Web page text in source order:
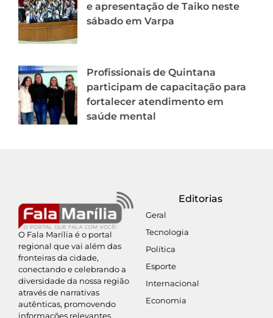
e apresentação de Taiko neste
sábado em Varpa
Profissionais de Quintana
participam de capacitação para
fortalecer atendimento em
saúde mental
O Fala Marília é o portal
regional que vai além das
fronteiras da cidade,
conectando e celebrando a
diversidade da nossa região
através de narrativas
autênticas, promovendo
informações relevantes,
Editorias
Geral
Tecnologia
Política
Esporte
Internacional
Economia